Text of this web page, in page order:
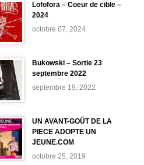
Lofofora – Coeur de cible –
2024
octobre 07, 2024
Bukowski – Sortie 23
septembre 2022
septembre 19, 2022
UN AVANT-GOÛT DE LA
PIECE ADOPTE UN
JEUNE.COM
octobre 25, 2019